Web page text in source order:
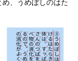
、うめぼしのはた